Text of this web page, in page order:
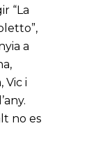
“La
a
Vic i
no es